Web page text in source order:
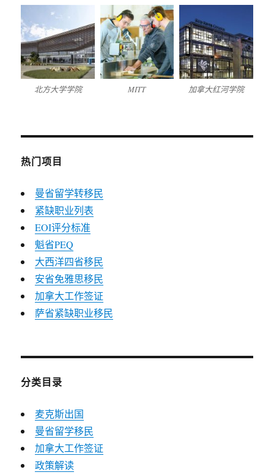
北方大学学院 MITT 加拿大红河学院
热门项目
曼省留学转移民
紧缺职业列表
EOI评分标准
魁省PEQ
大西洋四省移民
安省免雅思移民
加拿大工作签证
萨省紧缺职业移民
分类目录
麦克斯出国
曼省留学移民
加拿大工作签证
政策解读